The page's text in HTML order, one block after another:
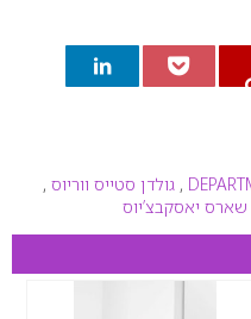
, גולדן סטייס ווריוס ,
שארס יאסקבצ’יוס